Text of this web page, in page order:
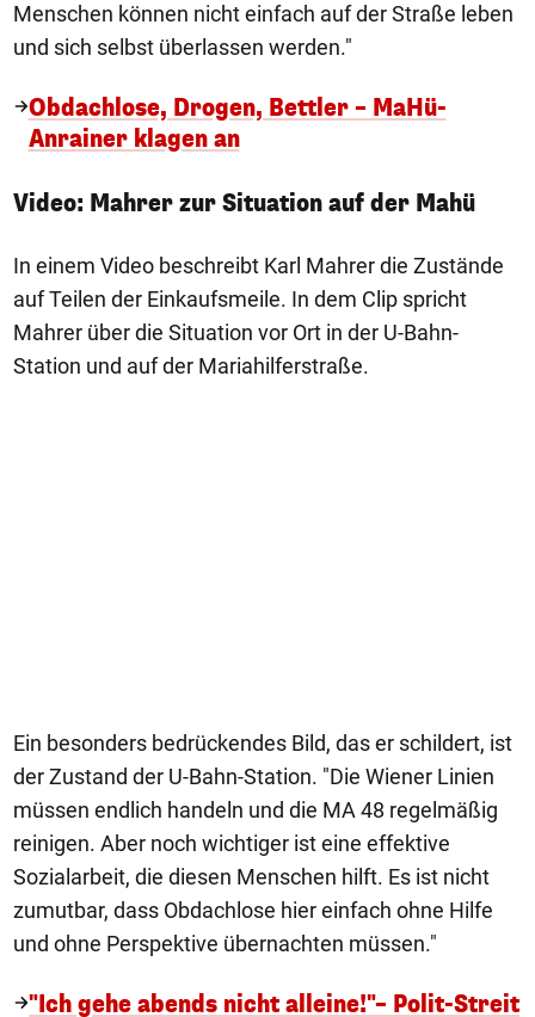
Menschen können nicht einfach auf der Straße leben
und sich selbst überlassen werden."
Obdachlose, Drogen, Bettler – MaHü-
Anrainer klagen an
Video: Mahrer zur Situation auf der Mahü
In einem Video beschreibt Karl Mahrer die Zustände
auf Teilen der Einkaufsmeile. In dem Clip spricht
Mahrer über die Situation vor Ort in der U-Bahn-
Station und auf der Mariahilferstraße.
Ein besonders bedrückendes Bild, das er schildert, ist
der Zustand der U-Bahn-Station. "Die Wiener Linien
müssen endlich handeln und die MA 48 regelmäßig
reinigen. Aber noch wichtiger ist eine effektive
Sozialarbeit, die diesen Menschen hilft. Es ist nicht
zumutbar, dass Obdachlose hier einfach ohne Hilfe
und ohne Perspektive übernachten müssen."
"Ich gehe abends nicht alleine!"– Polit-Streit